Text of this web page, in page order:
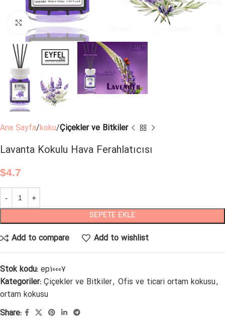
Click to enlarge
Ana Sayfa koku Çiçekler ve Bitkiler
Lavanta Kokulu Hava Ferahlatıcısı
$4.7
SEPETE EKLE
Add to compare Add to wishlist
Stok kodu: ep10007
Kategoriler: Çiçekler ve Bitkiler, Ofis ve ticari ortam kokusu,
ortam kokusu
Share: